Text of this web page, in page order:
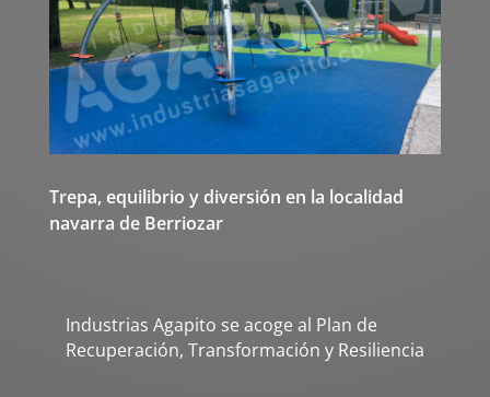
Trepa, equilibrio y diversión en la localidad
navarra de Berriozar
Industrias Agapito se acoge al Plan de
Recuperación, Transformación y Resiliencia